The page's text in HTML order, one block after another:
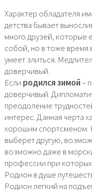
Характер обладателя
детства бывает
много друзей, которые
собой, но в тоже время
умеет злиться.
доверчивый.
Если родился зимой–
доверчивый.
преодоление
интерес. Данная черта
хорошим спортсменом.
выберет другую,
возможно даже в
профессии при
Родион в душе
Родион легкий на